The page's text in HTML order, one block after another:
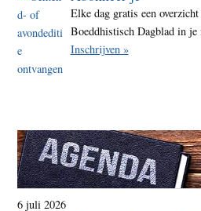
Elke dag gratis een
Boeddhistisch Dagblad in je
Inschrijven »
6 juli 2026